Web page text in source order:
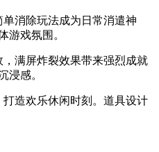
消除玩法成为日常消遣神
游戏氛围。
满屏炸裂效果带来强烈成就
浸感。
造欢乐休闲时刻。道具设计